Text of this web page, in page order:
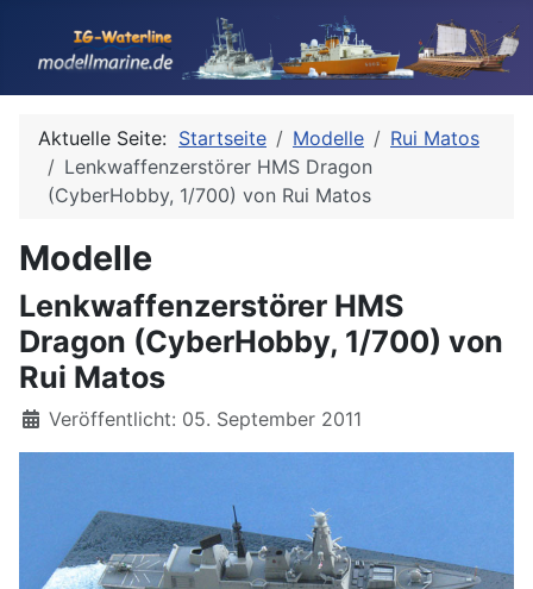
Aktuelle Seite: Startseite Modelle
Rui Matos
Lenkwaffenzerstörer HMS Dragon
(CyberHobby, 1/700) von Rui Matos
Modelle
Lenkwaffenzerstörer HMS
Dragon (CyberHobby, 1/700) von
Rui Matos
Details
Veröffentlicht: 05. September 2011